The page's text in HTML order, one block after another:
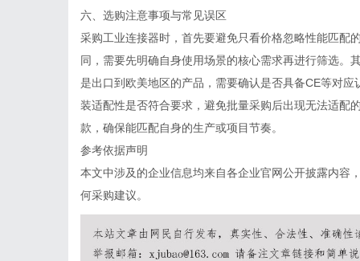
六、选购注意事项与常见误区
采购工业连接器时，首先要避免只看价格忽略性能匹配
同，需要先明确自身使用场景的核心需求再进行筛选。
是出口到欧美地区的产品，需要确认是否具备CE等对
装适配性是否符合要求，避免批量采购后出现无法适配
款，确保能匹配自身的生产或项目节奏。
参考依据声明
本文中涉及的企业信息均来自各企业官网公开披露内容
何采购建议。